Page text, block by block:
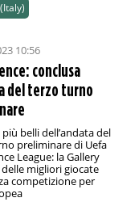
10:56
conclusa
del terzo turno
belli dell’andata del
preliminare di Uefa
League: la Gallery
migliori giocate
competizione per